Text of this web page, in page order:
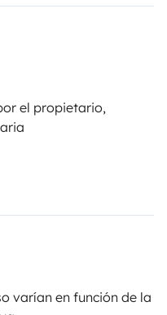
el propietario,
varían en función de la